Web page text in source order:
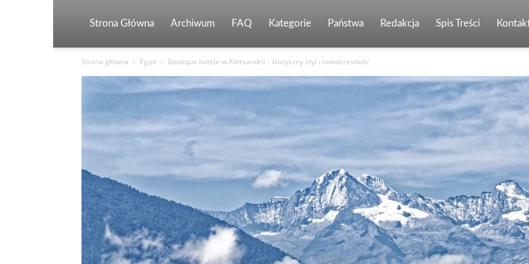
Strona Główna Archiwum FAQ Kategorie Państwa Redakcja Spis Treści
Strona główna Egipt Boutique hotele w Aleksandrii – klasyczny styl i nowoczesność